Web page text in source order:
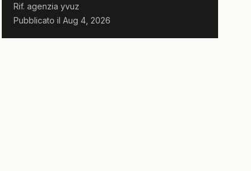
Rif. agenzia yvuz
Pubblicato il Aug 4, 2026